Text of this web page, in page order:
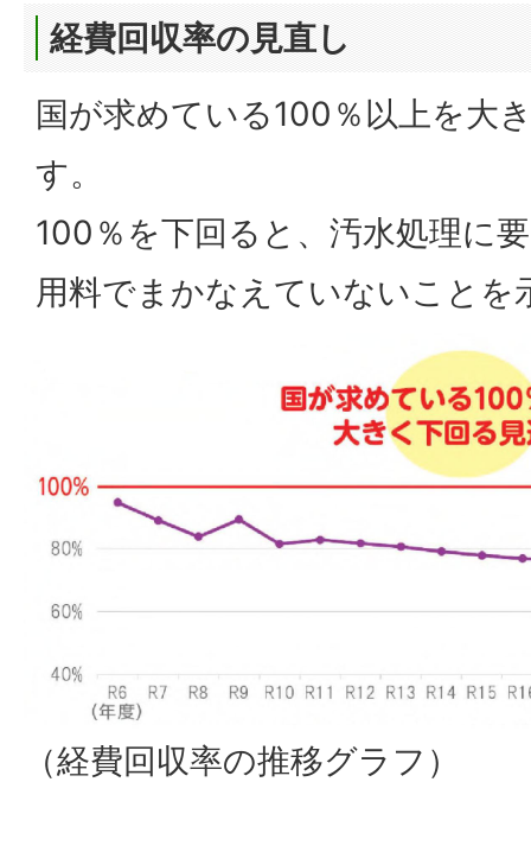
経費回収率の見直し
国が求めている100％以上を大
す。
100％を下回ると、汚水処理に
用料でまかなえていないことを
（経費回収率の推移グラフ）